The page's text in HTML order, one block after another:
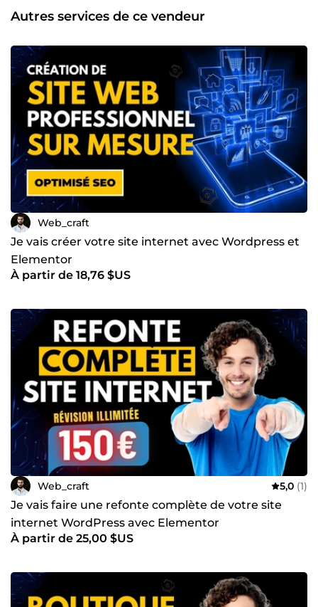
WordPress avec Elementor ✅ Optimisation SEO des sites
web sous WordPress 🌟 Raisons de me choisir : 🛠️
WordPress, ainsi que des dernières techniques SEO. 🤝
Transparence dans la Collaboration : Communication
ouverte et constante pour vous informer à chaque étape.
⏱️ Respect des Délais : Engagement à livrer les projets
dans les délais convenus. Que vous ayez besoin d'un
nouveau site web, d'une mise à jour ou refonte de votre
site web ou encore d'optimisation de votre site web sous
WordPress, je suis prêt à relever le défi et à contribuer au
succès de votre entreprise. Contactez-moi dès maintenant
pour discuter de votre projet.
Autres services de ce vendeur
Web_craft
Je vais créer votre site internet avec Wordpress et
Elementor
À partir de 18,76 $US
Web_craft 5,0 (1)
Je vais faire une refonte complète de votre site
internet WordPress avec Elementor
À partir de 25,00 $US